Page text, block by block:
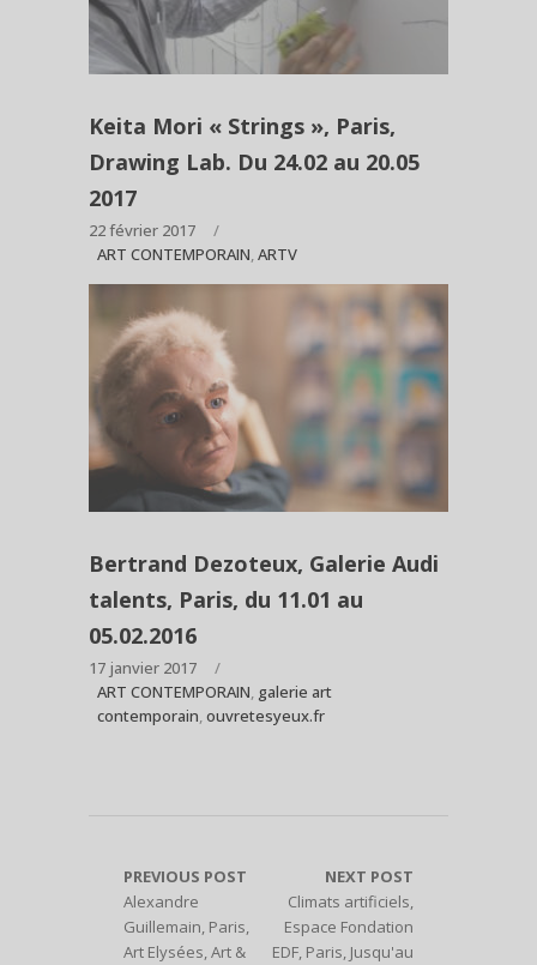
Keita Mori « Strings », Paris,
Drawing Lab. Du 24.02 au 20.05
2017
22 février 2017
ART CONTEMPORAIN,ARTV
Bertrand Dezoteux, Galerie Audi
talents, Paris, du 11.01 au
05.02.2016
17 janvier 2017
ART CONTEMPORAIN, galerie art
contemporain,ouvretesyeux.fr
PREVIOUS POST
Alexandre
Guillemain, Paris,
Art Elysées, Art &
NEXT POST
Climats artificiels,
Espace Fondation
EDF, Paris, Jusqu'au